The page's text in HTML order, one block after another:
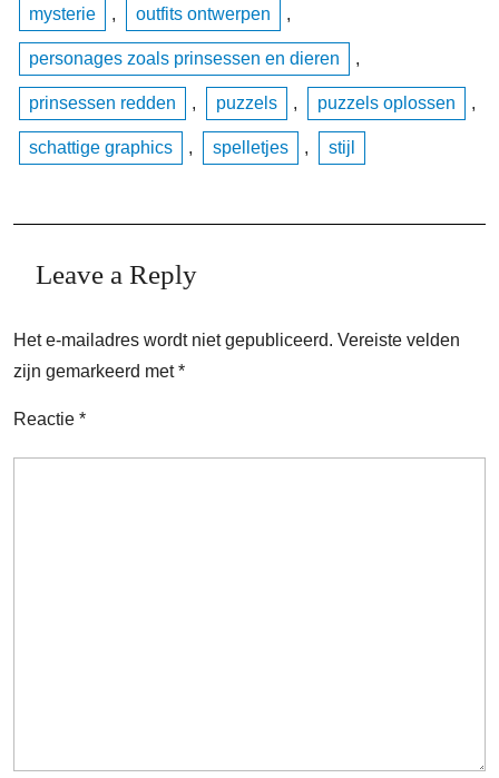
mysterie , outfits ontwerpen ,
personages zoals prinsessen en dieren ,
prinsessen redden , puzzels , puzzels oplossen ,
schattige graphics , spelletjes , stijl
Leave a Reply
Het e-mailadres wordt niet gepubliceerd. Vereiste velden
zijn gemarkeerd met*
Reactie *